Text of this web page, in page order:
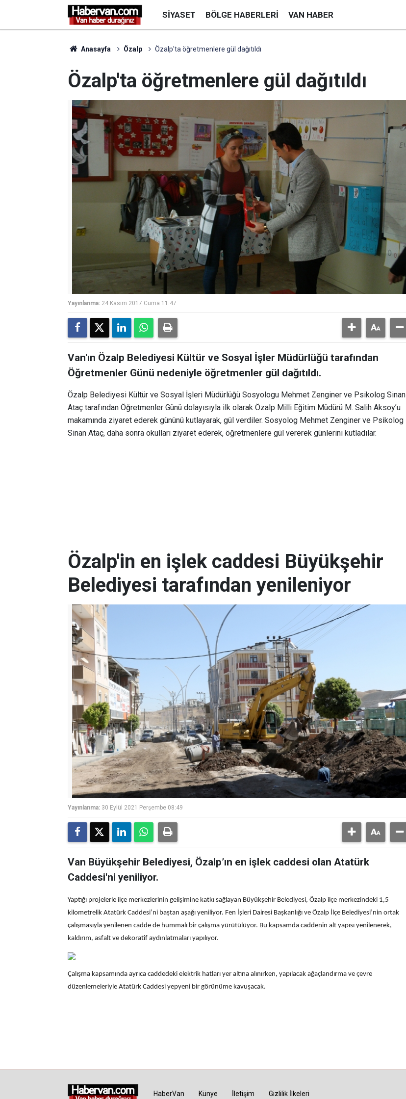
SIYASET BÖLGE HABERLERI VAN HABER
Anasayfa Özalp Özalp'ta öğretmenlere gül dağıtıldı
Özalp'ta öğretmenlere gül dağıtıldı
Yayınlanma: 24 Kasım 2017 Cuma 11:47
Van'ın Özalp Belediyesi Kültür ve Sosyal İşler Müdürlüğü tarafından
Öğretmenler Günü nedeniyle öğretmenler gül dağıtıldı.
Özalp Belediyesi Kültür ve Sosyal İşleri Müdürlüğü Sosyologu Mehmet Zenginer ve Psikolog Sinan
Ataç tarafından Öğretmenler Günü dolayısıyla ilk olarak Özalp Milli Eğitim Müdürü M. Salih Aksoy’u
makamında ziyaret ederek gününü kutlayarak, gül verdiler. Sosyolog Mehmet Zenginer ve Psikolog
Sinan Ataç, daha sonra okulları ziyaret ederek, öğretmenlere gül vererek günlerini kutladılar.
Özalp'in en işlek caddesi Büyükşehir
Belediyesi tarafından yenileniyor
Yayınlanma: 30 Eylül 2021 Perşembe 08:49
Van Büyükşehir Belediyesi, Özalp’ın en işlek caddesi olan Atatürk
Caddesi'ni yeniliyor.
Yaptığı projelerle ilçe merkezlerinin gelişimine katkı sağlayan Büyükşehir Belediyesi, Özalp ilçe merkezindeki 1,5
kilometrelik Atatürk Caddesi’ni baştan aşağı yeniliyor. Fen İşleri Dairesi Başkanlığı ve Özalp İlçe Belediyesi’nin ortak
çalışmasıyla yenilenen cadde de hummalı bir çalışma yürütülüyor. Bu kapsamda caddenin alt yapısı yenilenerek,
kaldırım, asfalt ve dekoratif aydınlatmaları yapılıyor.
Çalışma kapsamında ayrıca caddedeki elektrik hatları yer altına alınırken, yapılacak ağaçlandırma ve çevre
düzenlemeleriyle Atatürk Caddesi yepyeni bir görünüme kavuşacak.
HaberVan Künye İletişim Gizlilik İlkeleri